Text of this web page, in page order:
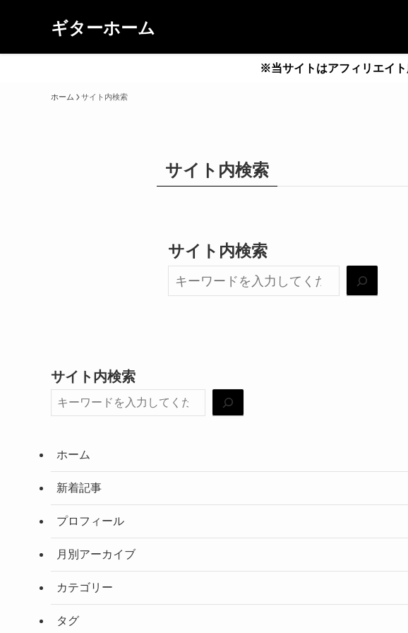
ギターホーム
※当サイトはアフィリエイト
ホーム サイト内検索
サイト内検索
サイト内検索
サイト内検索
ホーム
新着記事
プロフィール
月別アーカイブ
カテゴリー
タグ